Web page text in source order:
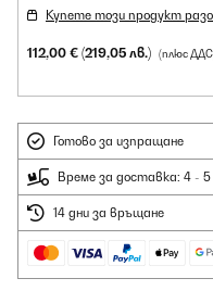
Купете този продукт
112,00 € (219,05 лв.) (плюс
Готово за изпращане
Време за доставка: 4 -
14 дни за връщане